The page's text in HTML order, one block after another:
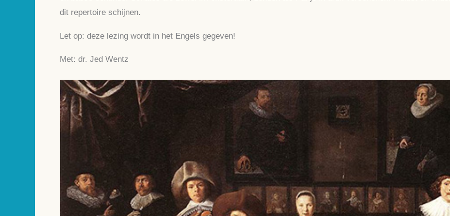
dit repertoire schijnen.
Let op: deze lezing wordt in het Engels gegeven!
Met: dr. Jed Wentz